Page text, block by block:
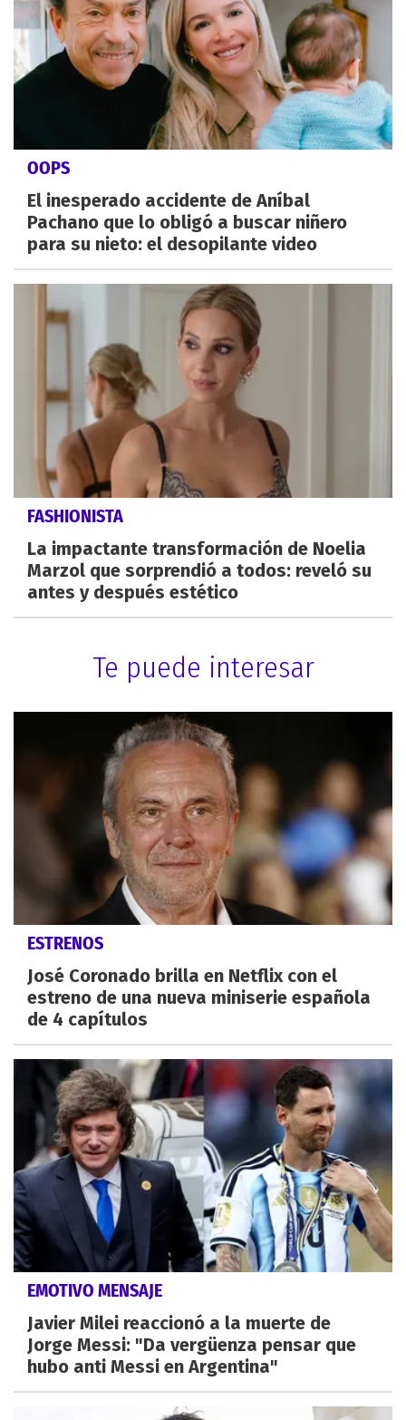
OOPS
El inesperado accidente de Aníbal
Pachano que lo obligó a buscar niñero
para su nieto: el desopilante video
FASHIONISTA
La impactante transformación de Noelia
Marzol que sorprendió a todos: reveló su
antes y después estético
Te puede interesar
ESTRENOS
José Coronado brilla en Netflix con el
estreno de una nueva miniserie española
de 4 capítulos
EMOTIVO MENSAJE
Javier Milei reaccionó a la muerte de
Jorge Messi: "Da vergüenza pensar que
hubo anti Messi en Argentina"